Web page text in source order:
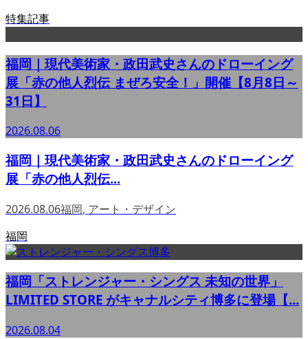
特集記事
福岡｜現代美術家・政田武史さんのドローイング
展「赤の他人烈伝 まぜろ安全！」開催【8月8日～
31日】
2026.08.06
福岡｜現代美術家・政田武史さんのドローイング
展「赤の他人烈伝...
2026.08.06福岡, アート・デザイン
福岡
福岡「ストレンジャー・シングス 未知の世界」
LIMITED STORE がキャナルシティ博多に登場【...
2026.08.04